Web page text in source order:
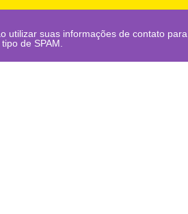
utilizar suas informações de contato para
de SPAM.